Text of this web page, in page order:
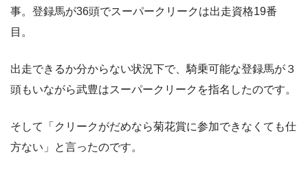
事。登録馬が36頭でスーパークリークは出走資格19番
目。
出走できるか分からない状況下で、騎乗可能な登録馬が３
頭もいながら武豊はスーパークリークを指名したのです。
そして「クリークがだめなら菊花賞に参加できなくても仕
方ない」と言ったのです。